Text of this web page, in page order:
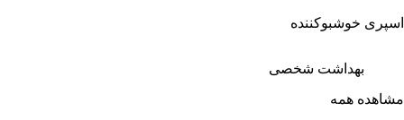
اسپری خوشبوکننده
بهداشت شخصی
مشاهده همه